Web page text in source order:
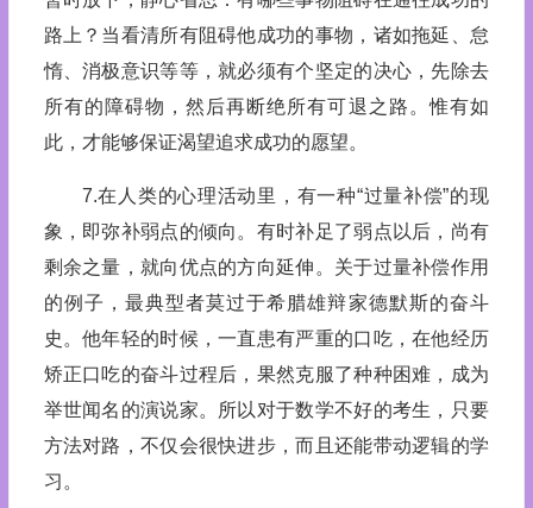
路上？当看清所有阻碍他成功的事物，诸如拖延、怠
惰、消极意识等等，就必须有个坚定的决心，先除去
所有的障碍物，然后再断绝所有可退之路。惟有如
此，才能够保证渴望追求成功的愿望。
7.在人类的心理活动里，有一种“过量补偿”的现
象，即弥补弱点的倾向。有时补足了弱点以后，尚有
剩余之量，就向优点的方向延伸。关于过量补偿作用
的例子，最典型者莫过于希腊雄辩家德默斯的奋斗
史。他年轻的时候，一直患有严重的口吃，在他经历
矫正口吃的奋斗过程后，果然克服了种种困难，成为
举世闻名的演说家。所以对于数学不好的考生，只要
方法对路，不仅会很快进步，而且还能带动逻辑的学
习。